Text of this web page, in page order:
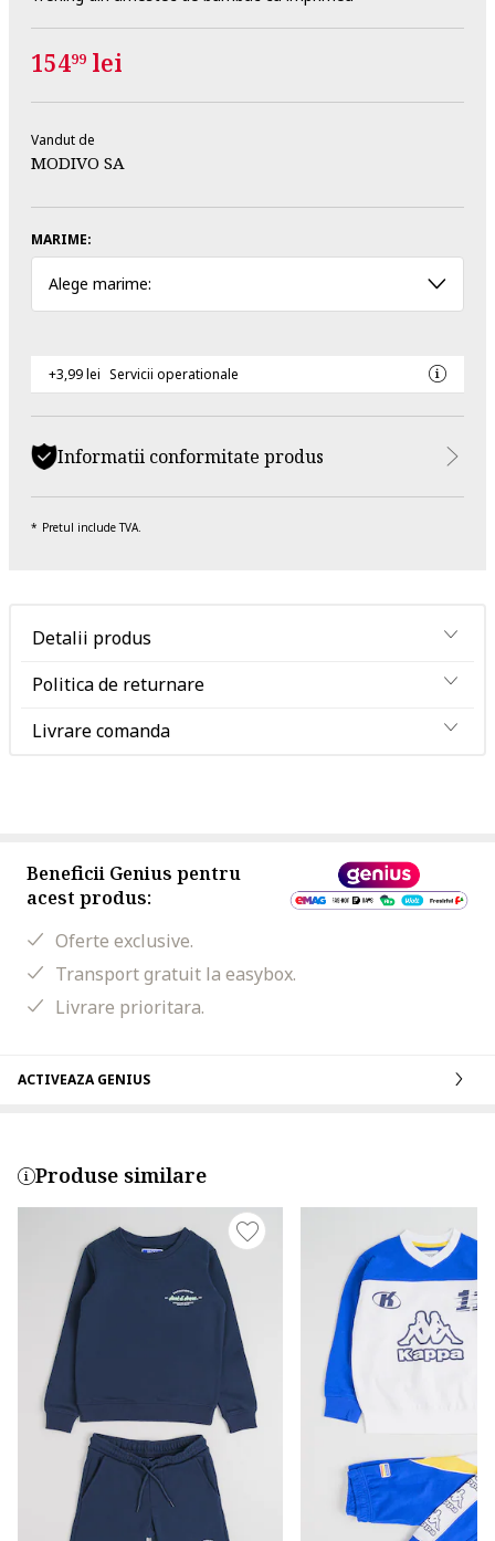
15499 lei
Vandut de
MODIVO SA
MARIME:
Alege marime:
+3,99 lei Servicii operationale
Informatii conformitate produs
Pretul include TVA.
Detalii produs
Politica de returnare
Livrare comanda
Beneficii Genius pentru
acest produs:
Oferte exclusive.
Transport gratuit la easybox.
Livrare prioritara.
ACTIVEAZA GENIUS
Produse similare